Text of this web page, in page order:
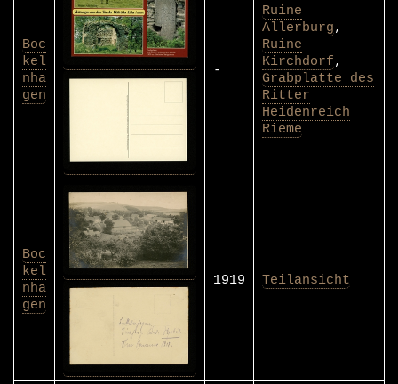
Boc
kel
nha
gen
-
Ruine
Allerburg,
Ruine
Kirchdorf,
Grabplatte des
Ritter
Heidenreich
Rieme
Boc
kel
nha
gen
1919 Teilansicht